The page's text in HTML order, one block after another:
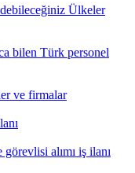
Ülkeler
bilen Türk personel
ve firmalar
alımı iş ilanı